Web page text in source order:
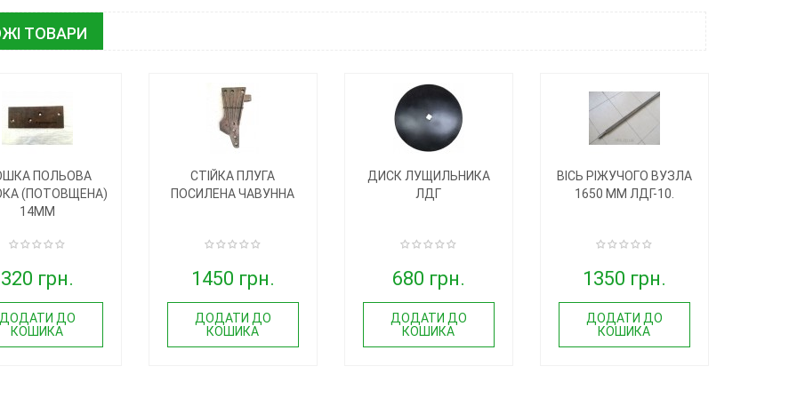
ТОВАРИ
ПОЛЬОВА
(ПОТОВЩЕНА)
14ММ
320 грн.
ДОДАТИ ДО
КОШИКА
СТІЙКА ПЛУГА
ПОСИЛЕНА ЧАВУННА
1450 грн.
ДОДАТИ ДО
КОШИКА
ДИСК ЛУЩИЛЬНИКА
ЛДГ
680 грн.
ДОДАТИ ДО
КОШИКА
ВІСЬ РІЖУЧОГО ВУЗЛА
1650 ММ ЛДГ-10.
1350 грн.
ДОДАТИ ДО
КОШИКА